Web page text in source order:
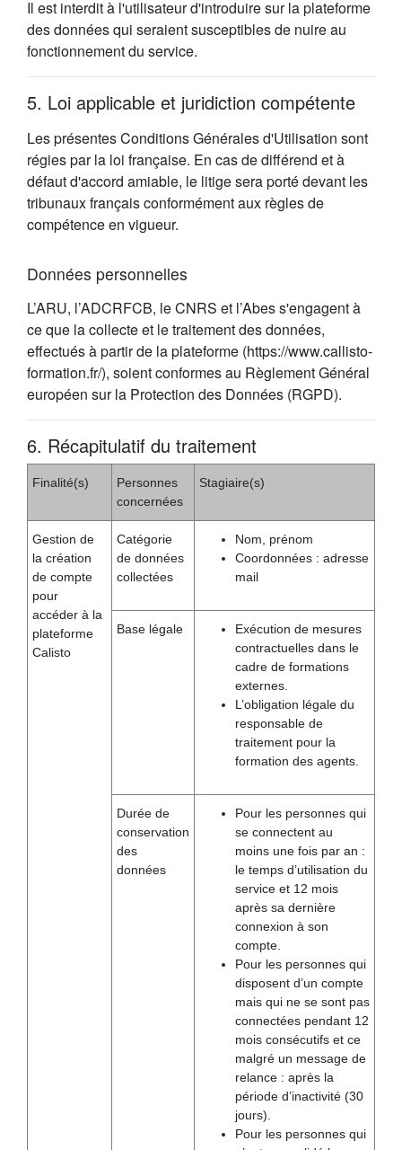
Il est interdit à l'utilisateur d'introduire sur la plateforme
des données qui seraient susceptibles de nuire au
fonctionnement du service.
5. Loi applicable et juridiction compétente
Les présentes Conditions Générales d'Utilisation sont
régies par la loi française. En cas de différend et à
défaut d'accord amiable, le litige sera porté devant les
tribunaux français conformément aux règles de
compétence en vigueur.
Données personnelles
L’ARU, l’ADCRFCB, le CNRS et l’Abes s'engagent à
ce que la collecte et le traitement des données,
effectués à partir de la plateforme (https://www.callisto-
formation.fr/), soient conformes au Règlement Général
européen sur la Protection des Données (RGPD).
6. Récapitulatif du traitement
Finalité(s)
Personnes
concernées
Stagiaire(s)
Gestion de
la création
de compte
pour
accéder à la
plateforme
Calisto
Catégorie
de données
collectées
Nom, prénom
Coordonnées : adresse
mail
Base légale
Exécution de mesures
contractuelles dans le
cadre de formations
externes.
L’obligation légale du
responsable de
traitement pour la
formation des agents.
Durée de
conservation
des
données
Pour les personnes qui
se connectent au
moins une fois par an :
le temps d’utilisation du
service et 12 mois
après sa dernière
connexion à son
compte.
Pour les personnes qui
disposent d’un compte
mais qui ne se sont pas
connectées pendant 12
mois consécutifs et ce
malgré un message de
relance : après la
période d’inactivité (30
jours).
Pour les personnes qui